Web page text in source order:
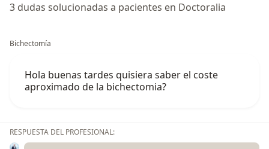
3 dudas solucionadas a pacientes en Doctoralia
Bichectomía
Hola buenas tardes quisiera saber el coste
aproximado de la bichectomia?
RESPUESTA DEL PROFESIONAL: